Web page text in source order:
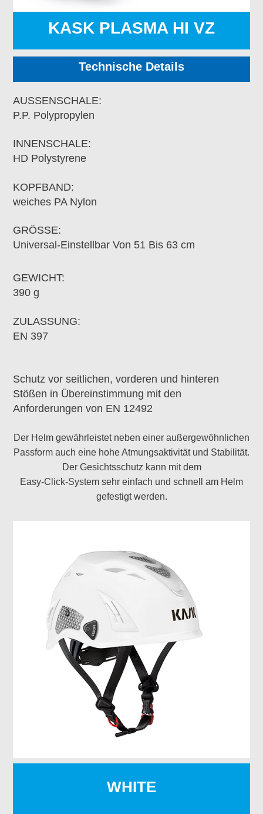
KASK PLASMA HI VZ
Technische Details
AUSSENSCHALE:
P.P. Polypropylen
INNENSCHALE:
HD Polystyrene
KOPFBAND:
weiches PA Nylon
GRÖSSE:
Universal-Einstellbar Von 51 Bis 63 cm
GEWICHT:
390 g
ZULASSUNG:
EN 397
Schutz vor seitlichen, vorderen und hinteren
Stößen in Übereinstimmung mit den
Anforderungen von EN 12492
Der Helm gewährleistet neben einer außergewöhnlichen
Passform auch eine hohe Atmungsaktivität und Stabilität.
Der Gesichtsschutz kann mit dem
Easy-Click-System sehr einfach und schnell am Helm
gefestigt werden.
WHITE